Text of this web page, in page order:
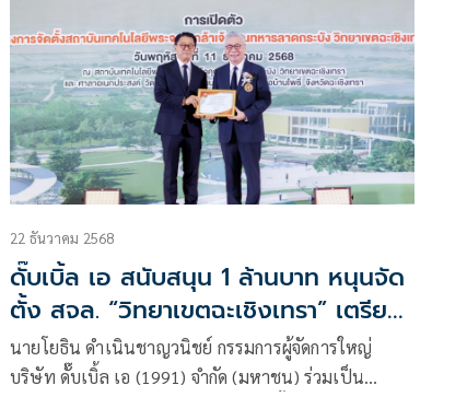
22 ธันวาคม 2568
ดั๊บเบิ้ล เอ สนับสนุน 1 ล้านบาท หนุนจัด
ตั้ง สจล. “วิทยาเขตฉะเชิงเทรา” เตรียม
ความพร้อมพัฒนากำลังคนสู่ EEC
นายโยธิน ดำเนินชาญวนิชย์ กรรมการผู้จัดการใหญ่
บริษัท ดั๊บเบิ้ล เอ (1991) จำกัด (มหาชน) ร่วมเป็น